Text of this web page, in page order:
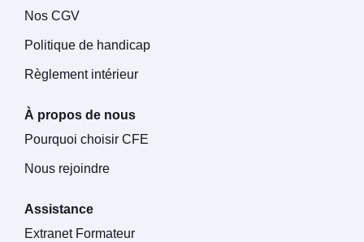
Nos CGV
Politique de handicap
Règlement intérieur
À propos de nous
Pourquoi choisir CFE
Nous rejoindre
Assistance
Extranet Formateur